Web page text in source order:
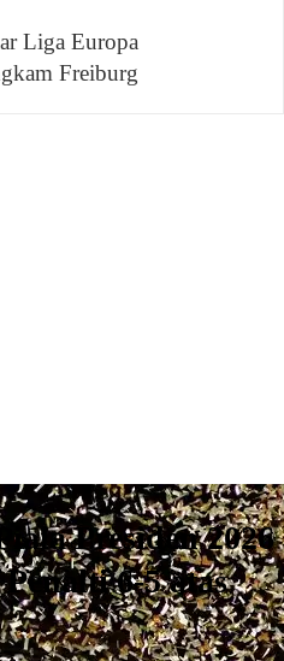
Liga Europa
Freiburg
Presiden 2026
6-5 atas